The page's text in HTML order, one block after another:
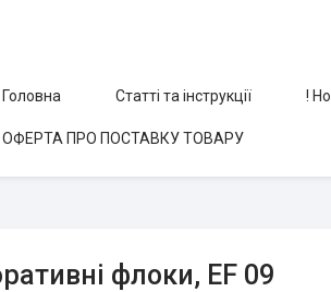
Головна Статті та інструкції !
ОФЕРТА ПРО ПОСТАВКУ ТОВАРУ
флоки, EF 09